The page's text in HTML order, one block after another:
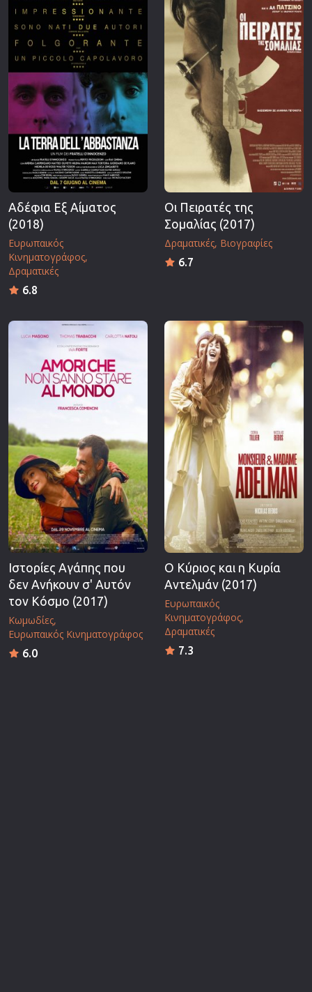
Αδέφια Εξ Αίματος
(2018)
Ευρωπαικός
Κινηματογράφος
Δραματικές
6.8
Οι Πειρατές της
Σομαλίας (2017)
Δραματικές Βιογραφίες
6.7
Ιστορίες Αγάπης που
δεν Ανήκουν σ' Αυτόν
τον Κόσμο (2017)
Κωμωδίες
Ευρωπαικός Κινηματογράφος
6.0
Ο Κύριος και η Κυρία
Αντελμάν (2017)
Ευρωπαικός
Κινηματογράφος
Δραματικές
7.3